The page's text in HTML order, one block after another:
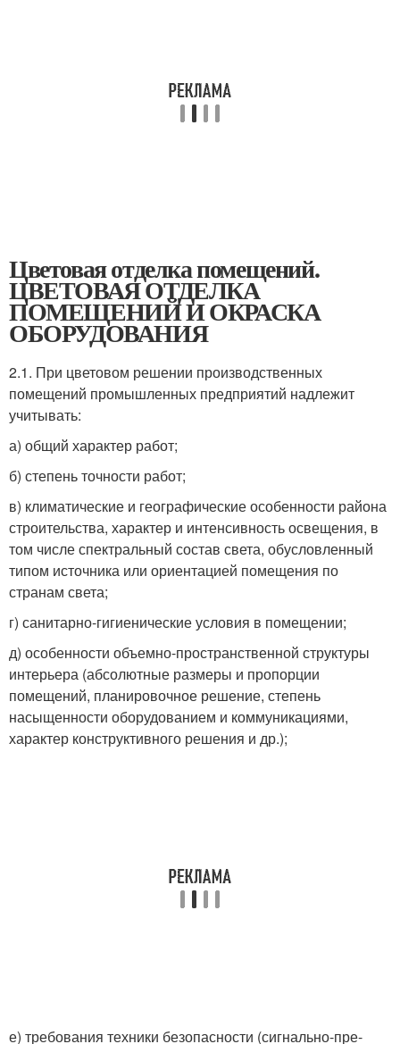
Цветовая отделка помещений.
ЦВЕТОВАЯ ОТДЕЛКА
ПОМЕЩЕНИЙ И ОКРАСКА
ОБОРУДОВАНИЯ
2.1. При цветовом решении производственных
помещений промышленных предприятий надлежит
учитывать:
а) общий характер работ;
б) степень точности работ;
в) климатические и географические особенности района
строительства, характер и интенсивность освещения, в
том числе спектральный состав света, обусловленный
типом источника или ориентацией помещения по
странам света;
г) санитарно-гигиенические условия в помещении;
д) особенности объемно-пространственной структуры
интерьера (абсолютные размеры и пропорции
помещений, планировочное решение, степень
насыщенности оборудованием и коммуникациями,
характер конструктивного решения и др.);
е) требования техники безопасности (сигнально-пре-